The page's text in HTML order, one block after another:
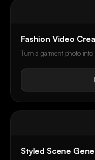
Fashion Video
Turn a garment photo into
Styled Scene